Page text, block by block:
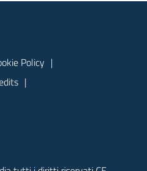
Policy